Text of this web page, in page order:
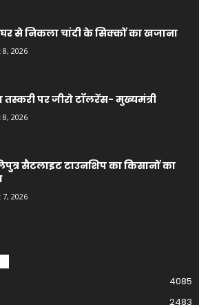
घर से निकला चांदी के सिक्कों का खजाना
2026
तस्करी पर जीरो टॉलरेंस- मुख्यमंत्री
2026
सैटलाइट टाउनशिप का किसानों का
2026
4085
2483